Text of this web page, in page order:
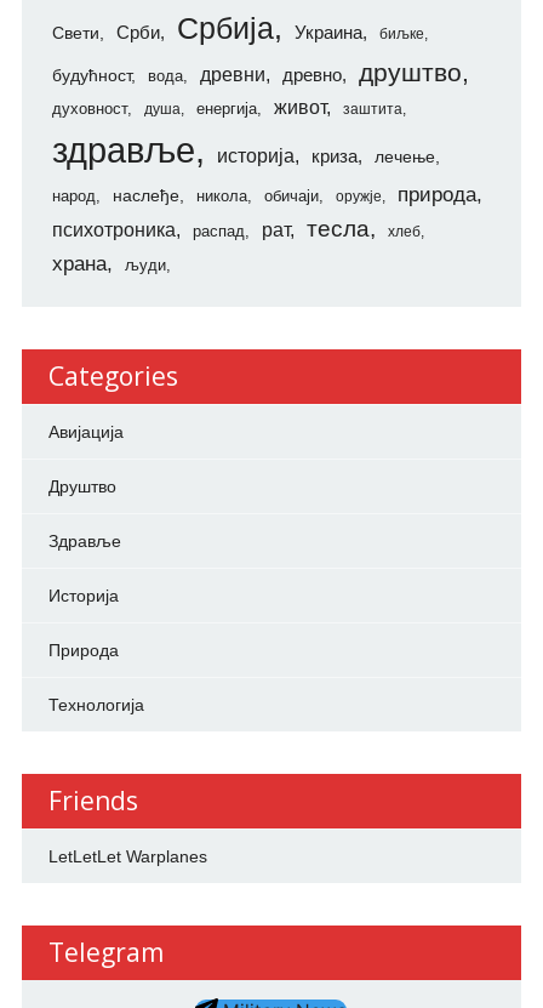
Свети Срби Србија Украина биљке
будућност вода древни древно друштво
духовност душа енергија живот заштита
здравље историја криза лечење
народ наслеђе никола обичаји оружје природа
психотроника распад рат тесла хлеб
храна људи
Categories
Авијација
Друштво
Здравље
Историја
Природа
Технологија
Friends
LetLetLet Warplanes
Telegram